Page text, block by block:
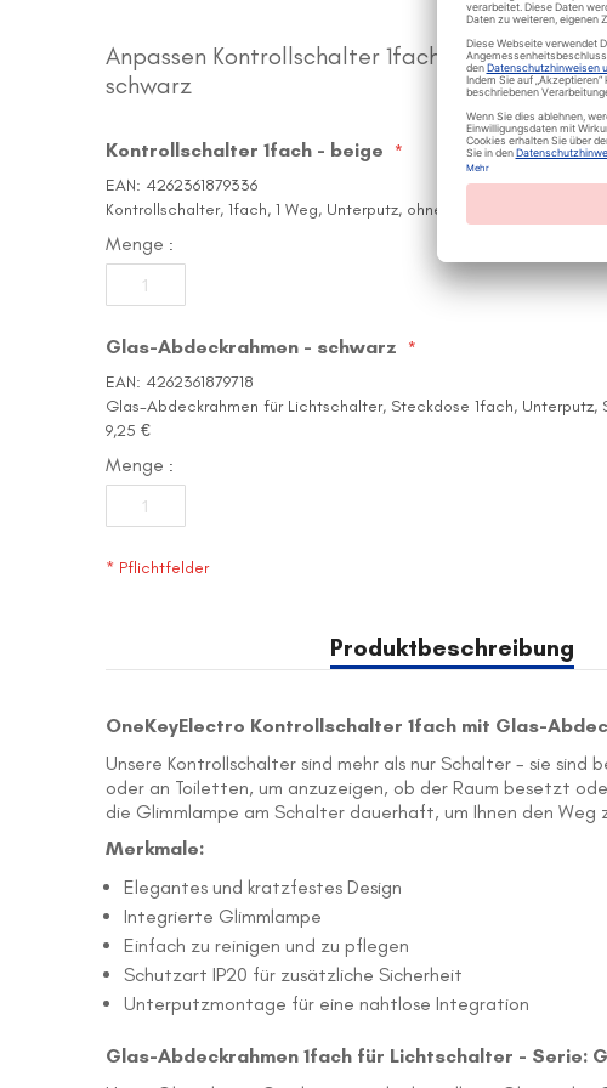
springen
Anpassen Kontrollschalter 1fach beige mit
schwarz
Kontrollschalter 1fach - beige
EAN: 4262361879336
Kontrollschalter, 1fach, 1 Weg, Unterputz, ohne Rahmen, beige
Menge
Glas-Abdeckrahmen - schwarz
EAN: 4262361879718
Glas-Abdeckrahmen für Lichtschalter, Steckdose 1fach, Unterputz,
9,25 €
Menge
* Pflichtfelder
Produktbeschreibung
OneKeyElectro Kontrollschalter 1fach mit Glas-
Unsere Kontrollschalter sind mehr als nur Schalter - sie
oder an Toiletten, um anzuzeigen, ob der Raum besetzt
die Glimmlampe am Schalter dauerhaft, um Ihnen den Weg
Merkmale:
Elegantes und kratzfestes Design
Integrierte Glimmlampe
Einfach zu reinigen und zu pflegen
Schutzart IP20 für zusätzliche Sicherheit
Unterputzmontage für eine nahtlose Integration
Glas-Abdeckrahmen 1fach für Lichtschalter - Serie: